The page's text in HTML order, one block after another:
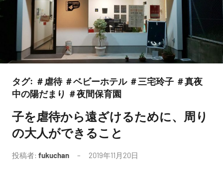
タグ: ＃虐待 ＃ベビーホテル ＃三宅玲子 ＃真夜
中の陽だまり ＃夜間保育園
未
分
類
子を虐待から遠ざけるために、周り
の大人ができること
投稿者: fukuchan 2019年11月20日